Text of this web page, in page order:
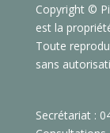
Copyright ©
est la
Toute
sans
Secrétariat :